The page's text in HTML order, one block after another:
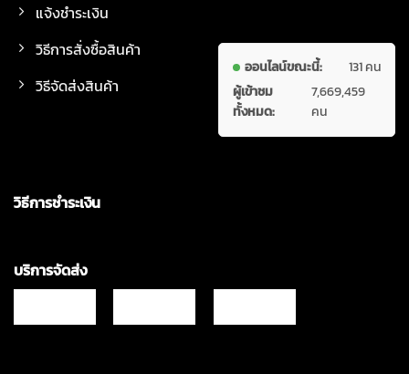
แจ้งชำระเงิน
วิธีการสั่งซื้อสินค้า
วิธีจัดส่งสินค้า
ออนไลน์ขณะนี้:
131 คน
ผู้เข้าชม
ทั้งหมด:
7,669,459
คน
วิธีการชำระเงิน
บริการจัดส่ง